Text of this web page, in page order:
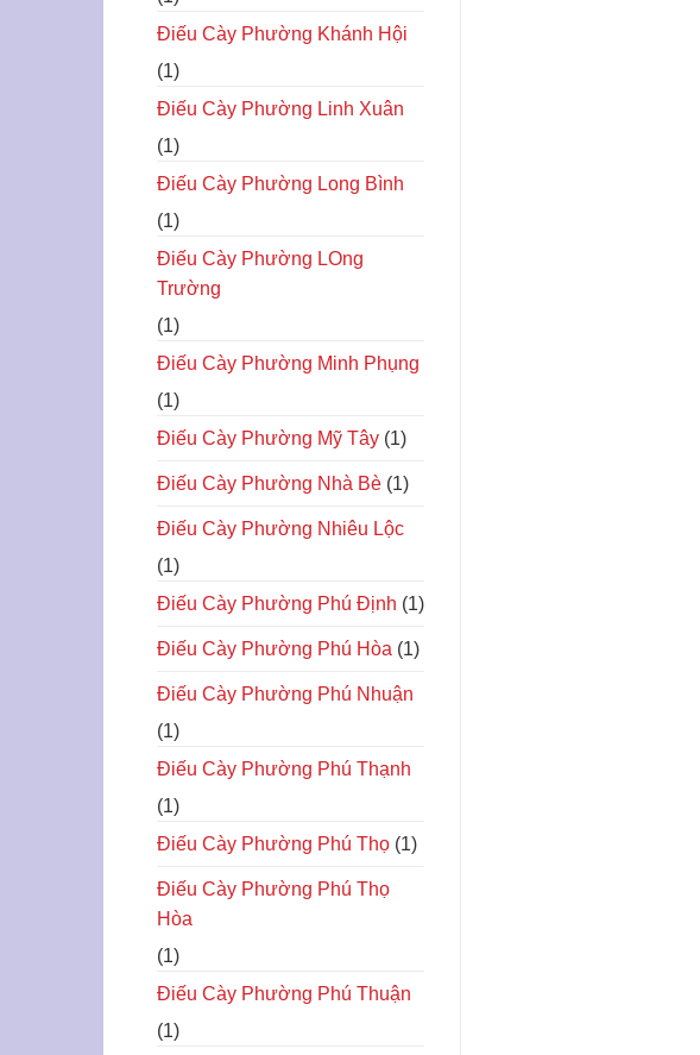
Điếu Cày Phường Khánh Hội
(1)
Điếu Cày Phường Linh Xuân
(1)
Điếu Cày Phường Long Bình
(1)
Điếu Cày Phường LOng
Trường
(1)
Điếu Cày Phường Minh Phụng
(1)
Điếu Cày Phường Mỹ Tây (1)
Điếu Cày Phường Nhà Bè (1)
Điếu Cày Phường Nhiêu Lộc
(1)
Điếu Cày Phường Phú Định (1)
Điếu Cày Phường Phú Hòa (1)
Điếu Cày Phường Phú Nhuận
(1)
Điếu Cày Phường Phú Thạnh
(1)
Điếu Cày Phường Phú Thọ (1)
Điếu Cày Phường Phú Thọ
Hòa
(1)
Điếu Cày Phường Phú Thuận
(1)